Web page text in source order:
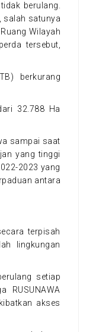
berulang.
salah satunya
Wilayah
tersebut,
berkurang
32.788 Ha
sampai saat
yang tinggi
2023 yang
antara
terpisah
lingkungan
setiap
akses